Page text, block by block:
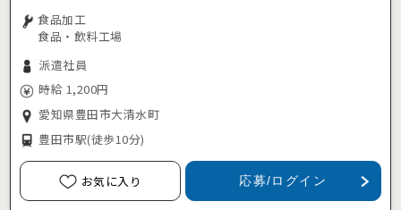
食品加工
食品・飲料工場
派遣社員
時給 1,200円
愛知県豊田市大清水町
豊田市駅(徒歩10分)
お気に入り 応募/ログイン